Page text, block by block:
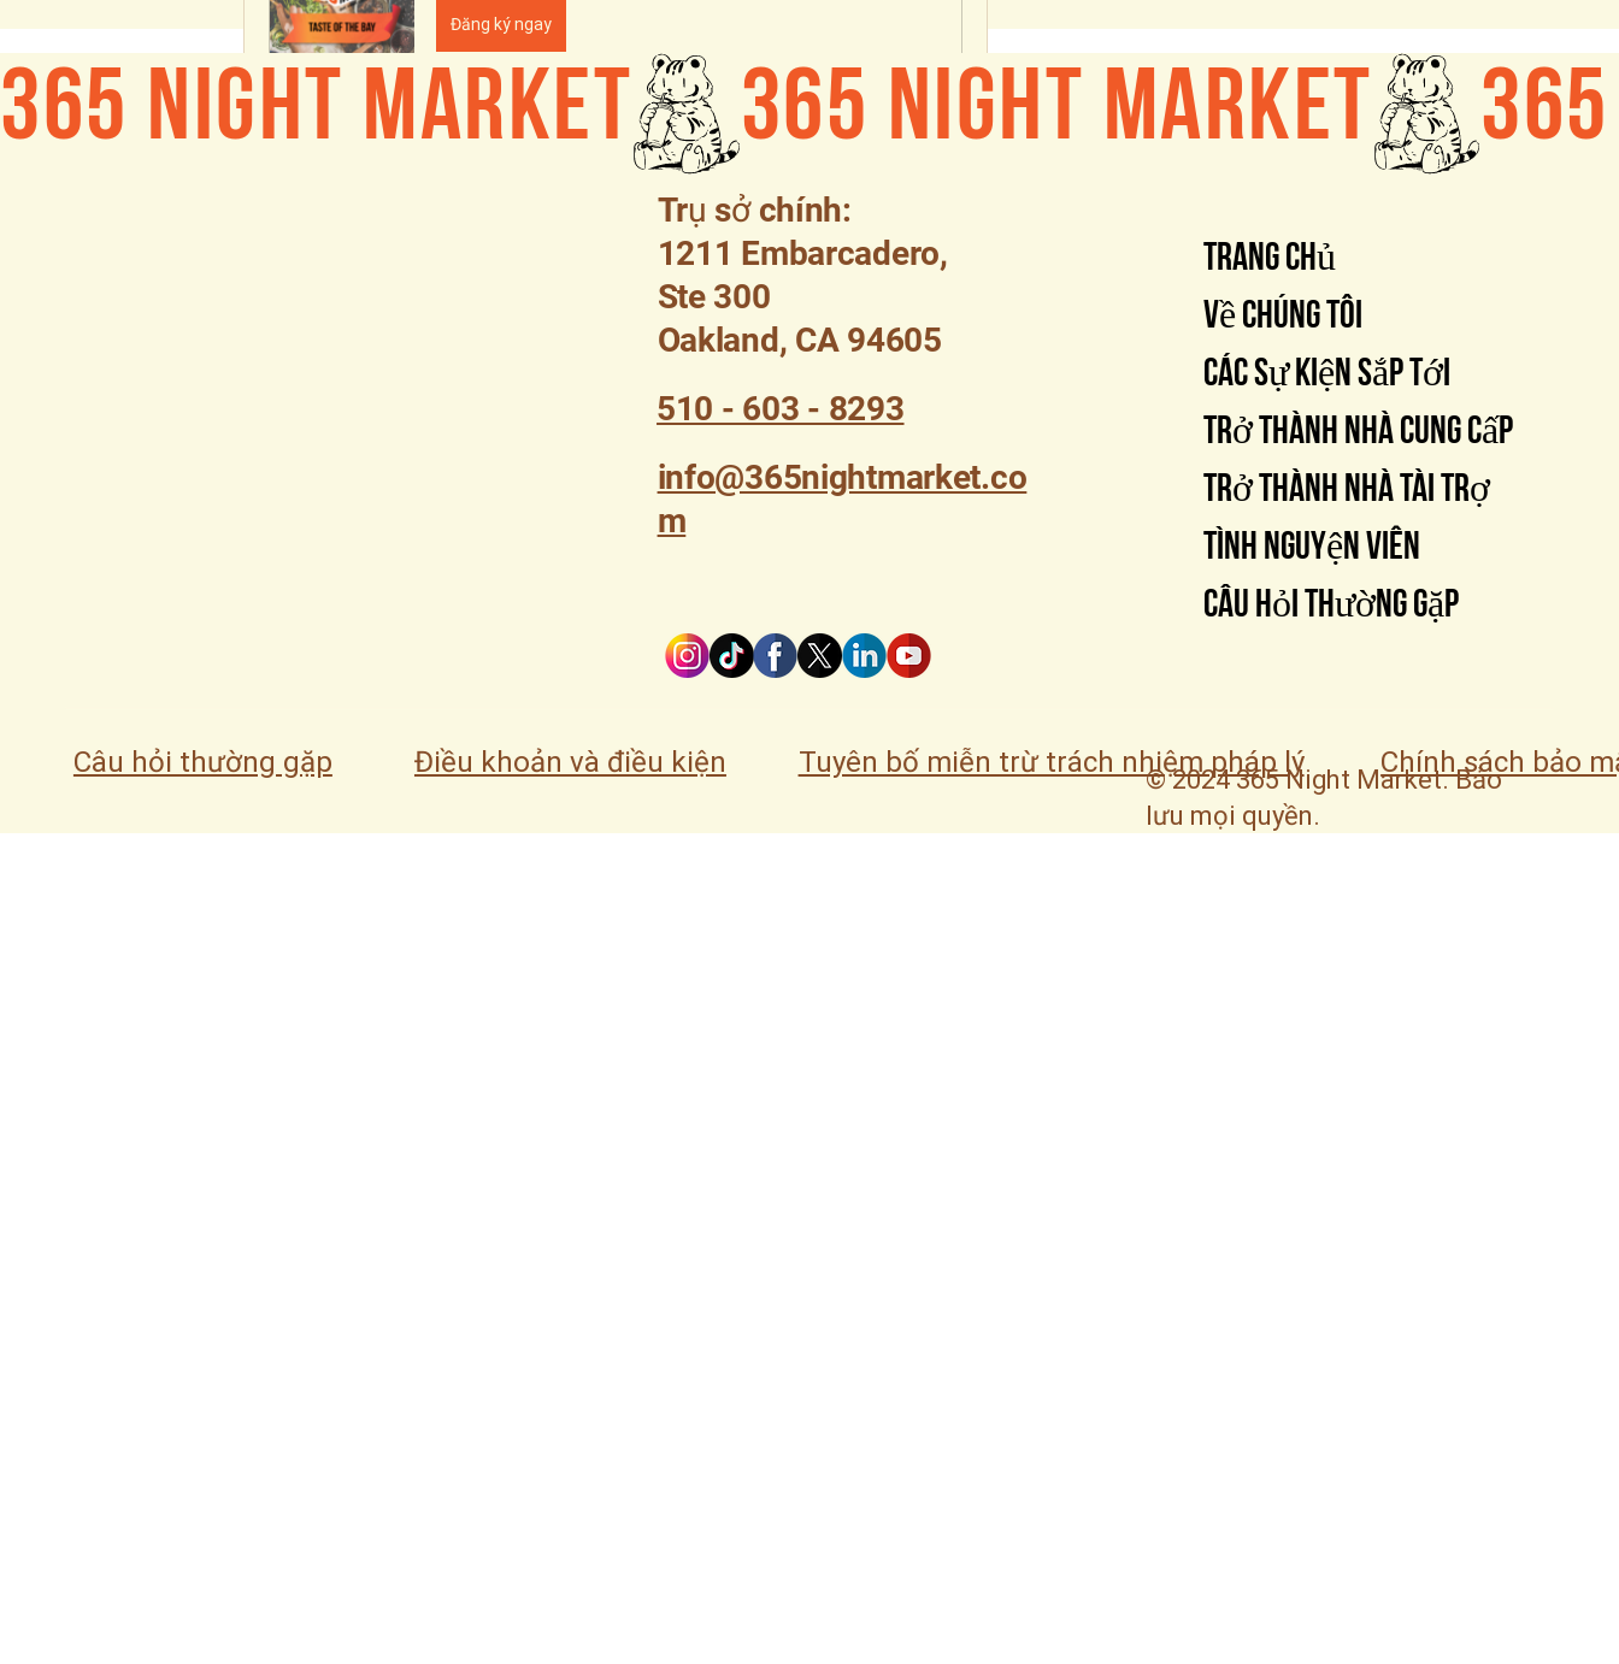
Đăng ký ngay
0 bình luận 88 lượt xem
"365 Night Market: Taste of The Bay"
Century Mall
365 Night Market
Trụ sở chính:
1211 Embarcadero,
Ste 300
Oakland, CA 94605
510 - 603 - 8293
info@365nightmarket.co
m
Trang chủ
Về chúng tôi
Các sự kiện sắp tới
Trở thành nhà cung cấp
Trở thành nhà tài trợ
Tình nguyện viên
Câu hỏi thường gặp
Câu hỏi thường gặp Điều khoản và điều kiện Tuyên bố miễn trừ trách nhiệm pháp lý Chính sách bảo
© 2024 365 Night Market. Bảo
lưu mọi quyền.